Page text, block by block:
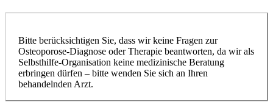
Bitte berücksichtigen Sie, dass wir keine Fragen zur
Osteoporose-Diagnose oder Therapie beantworten, da wir als
Selbsthilfe-Organisation keine medizinische Beratung
erbringen dürfen – bitte wenden Sie sich an Ihren
behandelnden Arzt.